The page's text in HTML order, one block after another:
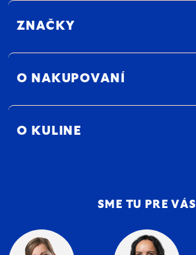
ZNAČKY
O NAKUPOVANÍ
O KULINE
SME TU PRE VÁS